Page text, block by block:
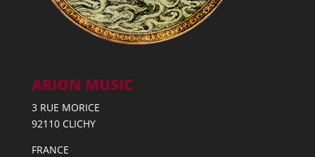
ARION MUSIC
3 RUE MORICE
92110 CLICHY
FRANCE